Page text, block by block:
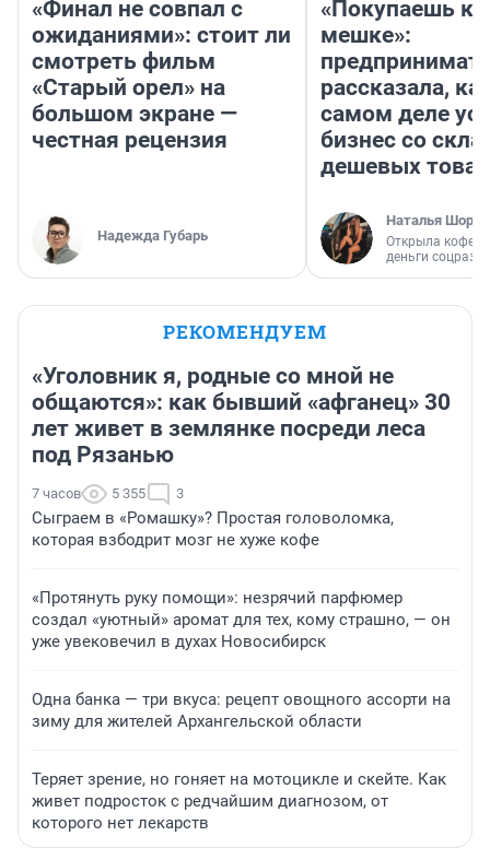
«Финал не совпал с
ожиданиями»: стоит ли
смотреть фильм
«Старый орел» на
большом экране —
честная рецензия
Надежда Губарь
«Покупаешь
мешке»:
рассказала,
самом деле
бизнес со
дешевых
Наталья
Открыла
деньги
РЕКОМЕНДУЕМ
«Уголовник я, родные со мной не
общаются»: как бывший «афганец» 30
лет живет в землянке посреди леса
под Рязанью
7 часов 5 355 3
Сыграем в «Ромашку»? Простая головоломка,
которая взбодрит мозг не хуже кофе
«Протянуть руку помощи»: незрячий парфюмер
создал «уютный» аромат для тех, кому страшно, — он
уже увековечил в духах Новосибирск
Одна банка — три вкуса: рецепт овощного ассорти на
зиму для жителей Архангельской области
Теряет зрение, но гоняет на мотоцикле и скейте. Как
живет подросток с редчайшим диагнозом, от
которого нет лекарств